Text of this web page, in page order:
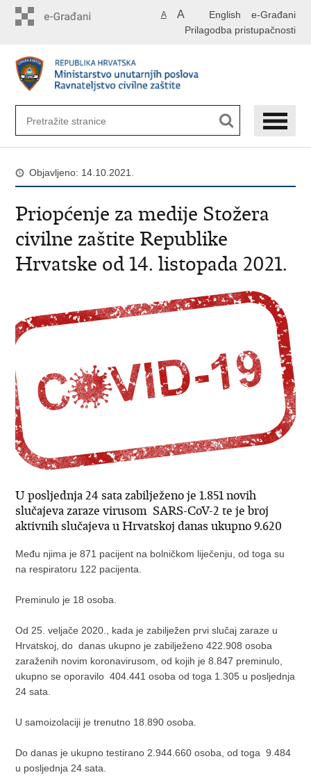
English e-Građani
A A
Prilagodba pristupačnosti
Objavljeno: 14.10.2021.
Priopćenje za medije Stožera
civilne zaštite Republike
Hrvatske od 14. listopada 2021.
U posljednja 24 sata zabilježeno je 1.851 novih
slučajeva zaraze virusom SARS-CoV-2 te je broj
aktivnih slučajeva u Hrvatskoj danas ukupno 9.620
Među njima je 871 pacijent na bolničkom liječenju, od toga su
na respiratoru 122 pacijenta.
Preminulo je 18 osoba.
Od 25. veljače 2020., kada je zabilježen prvi slučaj zaraze u
Hrvatskoj, do danas ukupno je zabilježeno 422.908 osoba
zaraženih novim koronavirusom, od kojih je 8.847 preminulo,
ukupno se oporavilo 404.441 osoba od toga 1.305 u posljednja
24 sata.
U samoizolaciji je trenutno 18.890 osoba.
Do danas je ukupno testirano 2.944.660 osoba, od toga 9.484
u posljednja 24 sata.